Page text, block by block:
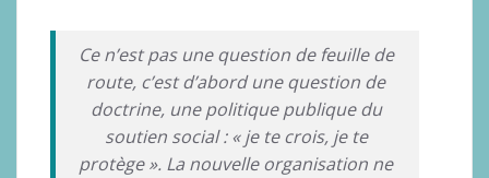
Ce n’est pas une question de feuille de
route, c’est d’abord une question de
doctrine, une politique publique du
soutien social : « je te crois, je te
protège ». La nouvelle organisation ne